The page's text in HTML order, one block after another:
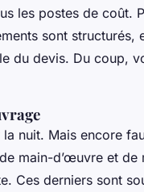
les postes de coût.
sont structurés,
du devis. Du coup,
nuit. Mais encore
main-d’œuvre et de
Ces derniers sont